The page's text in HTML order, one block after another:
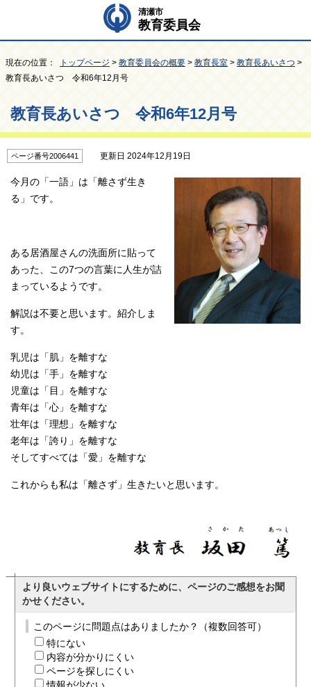
清瀬市
教育委員会
現在の位置： トップページ > 教育委員会の概要 > 教育長室 > 教育長あいさつ >
教育長あいさつ 令和6年12月号
教育長あいさつ 令和6年12月号
ページ番号2006441 更新日 2024年12月19日
今月の「一語」は「離さず生き
る」です。
ある居酒屋さんの洗面所に貼って
あった、この7つの言葉に人生が詰
まっているようです。
解説は不要と思います。紹介しま
す。
乳児は「肌」を離すな
幼児は「手」を離すな
児童は「目」を離すな
青年は「心」を離すな
壮年は「理想」を離すな
老年は「誇り」を離すな
そしてすべては「愛」を離すな
これからも私は「離さず」生きたいと思います。
より良いウェブサイトにするために、ページのご感想をお聞
かせください。
このページに問題点はありましたか？（複数回答可）
特にない
内容が分かりにくい
ページを探しにくい